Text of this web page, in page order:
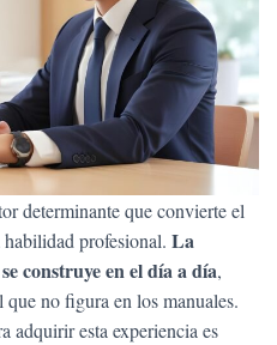
determinante que convierte el
profesional. La
construye en el día a día,
que no figura en los manuales.
adquirir esta experiencia es